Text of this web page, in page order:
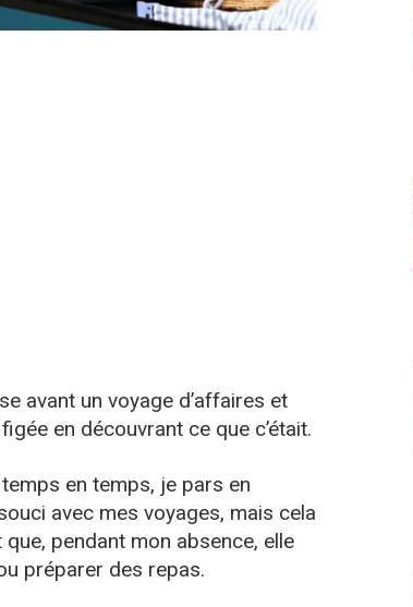
avant un voyage d’affaires et
en découvrant ce que c’était.
en temps, je pars en
avec mes voyages, mais cela
pendant mon absence, elle
préparer des repas.